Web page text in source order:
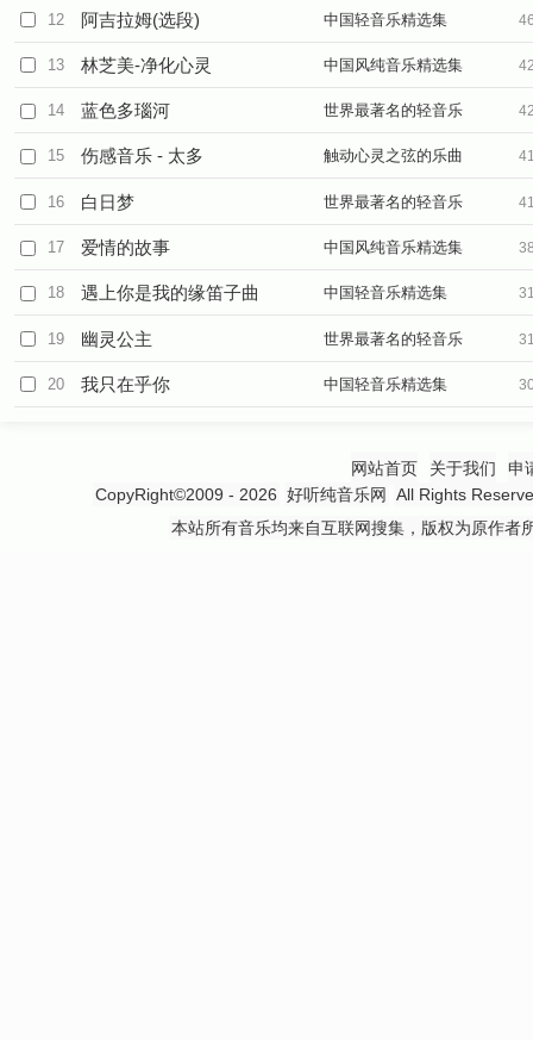
12 阿吉拉姆(选段) 中国轻音乐精选集
13 林芝美-净化心灵 中国风纯音乐精选集
14 蓝色多瑙河 世界最著名的轻音乐
15 伤感音乐 - 太多 触动心灵之弦的乐曲
16 白日梦 世界最著名的轻音乐
17 爱情的故事 中国风纯音乐精选集
18 遇上你是我的缘笛子曲 中国轻音乐精选集
19 幽灵公主 世界最著名的轻音乐
20 我只在乎你 中国轻音乐精选集
网站首页 关于我们
申
CopyRight©2009 - 2026 好听纯音乐网
All Rights
本站所有音乐均来自互联网搜集，版权为原作者